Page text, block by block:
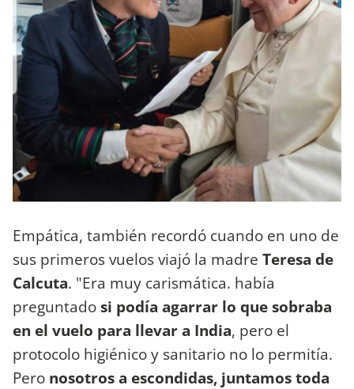
Empática, también recordó cuando en uno de
sus primeros vuelos viajó la madre Teresa de
Calcuta. "Era muy carismática. había
preguntadosi podía agarrar lo que sobraba
en el vuelo para llevar a India, pero el
protocolo higiénico y sanitario no lo permitía.
Pero nosotros a escondidas, juntamos toda